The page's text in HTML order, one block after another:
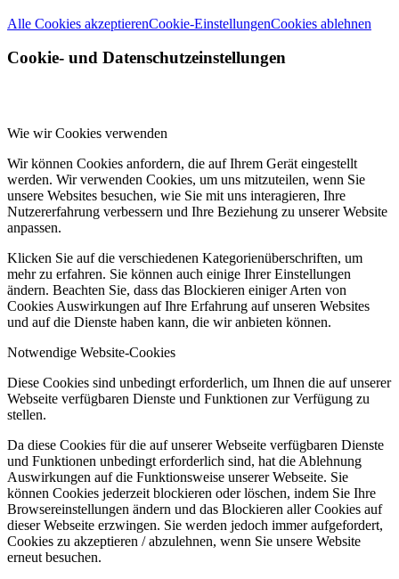
Alle Cookies akzeptierenCookie-EinstellungenCookies ablehnen
Cookie- und Datenschutzeinstellungen
Wie wir Cookies verwenden
Wir können Cookies anfordern, die auf Ihrem Gerät eingestellt
werden. Wir verwenden Cookies, um uns mitzuteilen, wenn Sie
unsere Websites besuchen, wie Sie mit uns interagieren, Ihre
Nutzererfahrung verbessern und Ihre Beziehung zu unserer Website
anpassen.
Klicken Sie auf die verschiedenen Kategorienüberschriften, um
mehr zu erfahren. Sie können auch einige Ihrer Einstellungen
ändern. Beachten Sie, dass das Blockieren einiger Arten von
Cookies Auswirkungen auf Ihre Erfahrung auf unseren Websites
und auf die Dienste haben kann, die wir anbieten können.
Notwendige Website-Cookies
Diese Cookies sind unbedingt erforderlich, um Ihnen die auf unserer
Webseite verfügbaren Dienste und Funktionen zur Verfügung zu
stellen.
Da diese Cookies für die auf unserer Webseite verfügbaren Dienste
und Funktionen unbedingt erforderlich sind, hat die Ablehnung
Auswirkungen auf die Funktionsweise unserer Webseite. Sie
können Cookies jederzeit blockieren oder löschen, indem Sie Ihre
Browsereinstellungen ändern und das Blockieren aller Cookies auf
dieser Webseite erzwingen. Sie werden jedoch immer aufgefordert,
Cookies zu akzeptieren / abzulehnen, wenn Sie unsere Website
erneut besuchen.